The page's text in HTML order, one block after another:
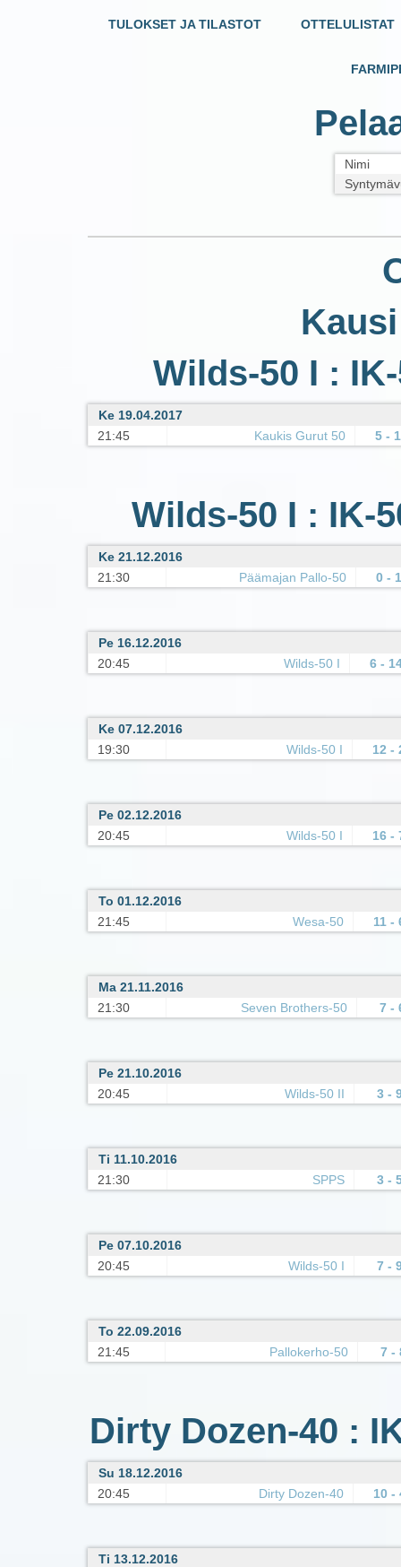
TULOKSET JA TILASTOT OTTELULISTAT
Nimi
Wilds-50 I :
Ke 19.04.2017
21:45
Kaukis Gurut 50 5 -
Wilds-50 I : IK-
Ke 21.12.2016
21:30
Päämajan Pallo-50 0 -
Pe 16.12.2016
20:45
Wilds-50 I 6 -
Ke 07.12.2016
19:30
Wilds-50 I 12 -
Pe 02.12.2016
20:45
Wilds-50 I 16 -
To 01.12.2016
21:45
Wesa-50 11 -
Ma 21.11.2016
21:30
Seven Brothers-50 7 -
Pe 21.10.2016
20:45
Wilds-50 II 3 -
Ti 11.10.2016
21:30
SPPS 3 -
Pe 07.10.2016
20:45
Wilds-50 I 7 -
To 22.09.2016
21:45
Pallokerho-50 7 -
Dirty Dozen-40 :
Su 18.12.2016
20:45
Dirty Dozen-40 10 -
Ti 13.12.2016